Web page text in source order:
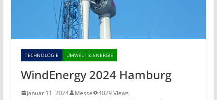
TECHNOLOGIE UMWELT & ENERGIE
WindEnergy 2024 Hamburg
Januar 11, 2024 Messe
4029 Views